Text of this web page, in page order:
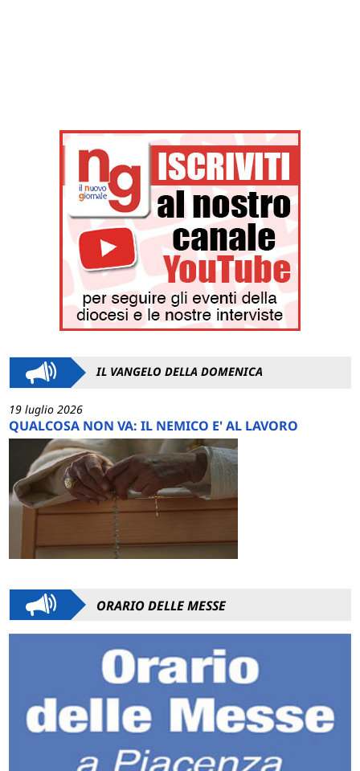
IL VANGELO DELLA DOMENICA
19 luglio 2026
QUALCOSA NON VA: IL NEMICO E' AL LAVORO
ORARIO DELLE MESSE